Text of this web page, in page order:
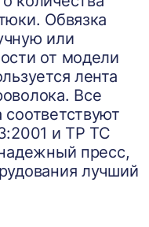
Обвязка
или
от модели
лента
Все
и ТР ТС
пресс,
лучший